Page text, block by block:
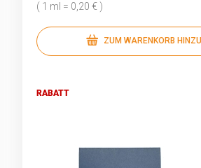
( 1 ml = 0,20 € )
ZUM WARENKORB
RABATT